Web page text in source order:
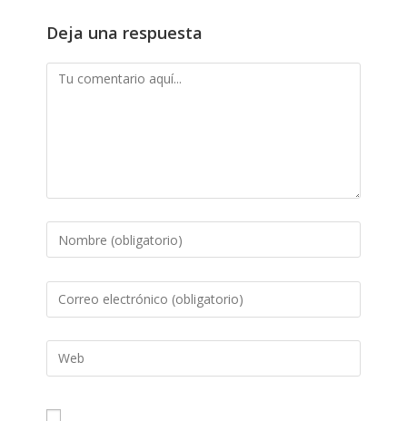
Deja una respuesta